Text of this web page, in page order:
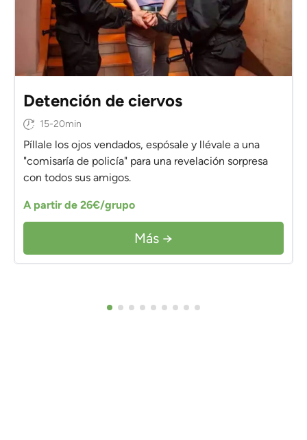
Detención de ciervos
15-20min
Píllale los ojos vendados, espósale y llévale a una
"comisaría de policía" para una revelación sorpresa
con todos sus amigos.
A partir de 26€/grupo
Más →